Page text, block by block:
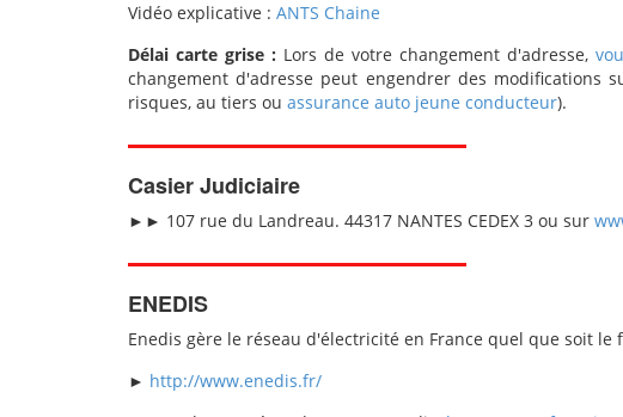
Vidéo explicative : ANTS Chaine
Délai carte grise : Lors de votre changement d'adresse,
changement d'adresse peut engendrer des modifications
risques, au tiers ou assurance auto jeune conducteur).
Casier Judiciaire
►► 107 rue du Landreau. 44317 NANTES CEDEX 3 ou sur
ENEDIS
Enedis gère le réseau d'électricité en France quel que soit
► http://www.enedis.fr/